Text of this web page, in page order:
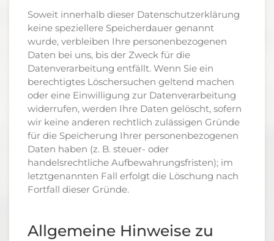
Soweit innerhalb dieser Datenschutzerklärung
keine speziellere Speicherdauer genannt
wurde, verbleiben Ihre personenbezogenen
Daten bei uns, bis der Zweck für die
Datenverarbeitung entfällt. Wenn Sie ein
berechtigtes Löschersuchen geltend machen
oder eine Einwilligung zur Datenverarbeitung
widerrufen, werden Ihre Daten gelöscht, sofern
wir keine anderen rechtlich zulässigen Gründe
für die Speicherung Ihrer personenbezogenen
Daten haben (z. B. steuer- oder
handelsrechtliche Aufbewahrungsfristen); im
letztgenannten Fall erfolgt die Löschung nach
Fortfall dieser Gründe.
Allgemeine Hinweise zu